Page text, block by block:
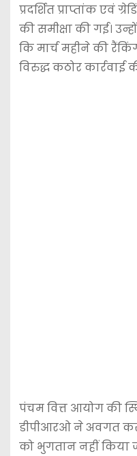
प्रदर्शित प्राप्तांक एवं
की समीक्षा की गई।
कि मार्च महीने की
विरुद्ध कठोर कार्रवाई
पंचम वित्त आयोग की
डीपीआरओ ने अवगत
को भुगतान नहीं किया